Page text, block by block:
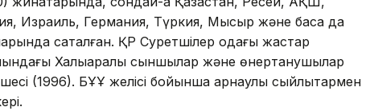
Израиль, Германия, Түркия, Мысыр және басқа да
сақталған. ҚР Суретшілер одағы жастар
Халықаралық сыншылар және өнертанушылар
(1996). БҰҰ желісі бойынша арнаулы сыйлықтармен